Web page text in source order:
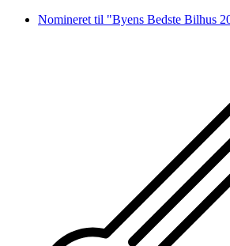
VidereNomineret til "Byens Bedste Bilhus